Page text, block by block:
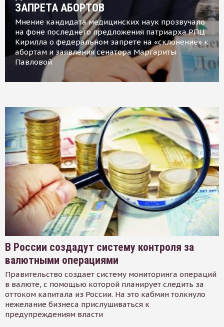
ЗАПРЕТА АБОРТОВ
Мнение кандидата медицинских наук прозвучало
на фоне последнего предложения патриарха РПЦ
Кирилла о федеральном запрете на «склонение» к
абортам и заявления сенатора Маргариты
Павловой
В России создадут систему контроля за
валютными операциями
Правительство создает систему мониторинга операций
в валюте, с помощью которой планирует следить за
оттоком капитала из России. На это кабмин толкнуло
нежелание бизнеса прислушиваться к
предупреждениям власти